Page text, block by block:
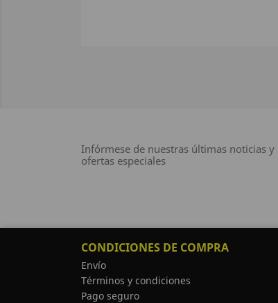
Infórmese de nuestras últimas noticias y
ofertas especiales
CONDICIONES DE COMPRA
Envío
Términos y condiciones
Pago seguro